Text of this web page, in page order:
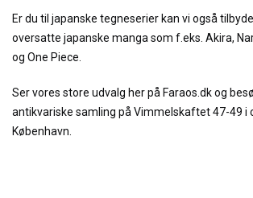
Er du til japanske tegneserier kan vi også
oversatte japanske manga som f.eks. Akira,
og One Piece.
Ser vores store udvalg her på Faraos.dk og
antikvariske samling på Vimmelskaftet 47-49 i
København.